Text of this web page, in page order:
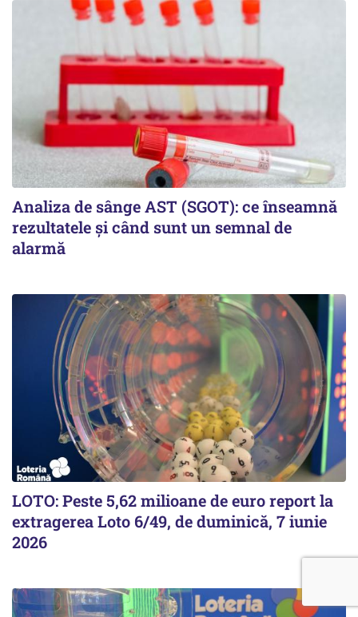
Analiza de sânge AST (SGOT): ce înseamnă
rezultatele și când sunt un semnal de
alarmă
LOTO: Peste 5,62 milioane de euro report la
extragerea Loto 6/49, de duminică, 7 iunie
2026